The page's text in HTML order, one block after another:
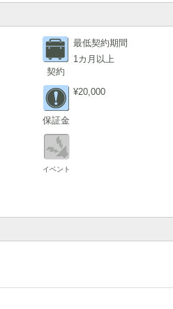
契約
最低契約期間
1カ月以上
保証金
¥20,000
イベント